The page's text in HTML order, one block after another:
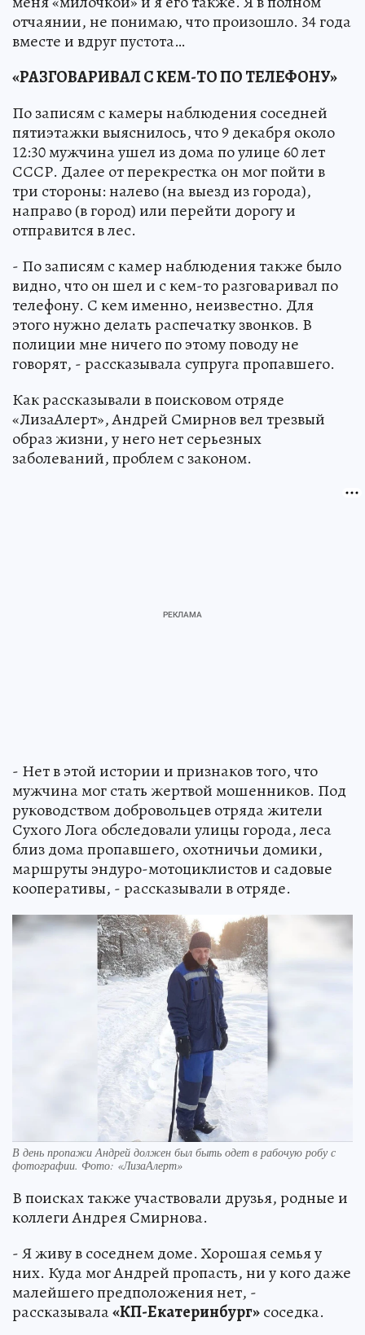
отчаянии, не понимаю, что произошло. 34 года
вместе и вдруг пустота…
«РАЗГОВАРИВАЛ С КЕМ-ТО ПО ТЕЛЕФОНУ»
По записям с камеры наблюдения соседней
пятиэтажки выяснилось, что 9 декабря около
12:30 мужчина ушел из дома по улице 60 лет
СССР. Далее от перекрестка он мог пойти в
три стороны: налево (на выезд из города),
направо (в город) или перейти дорогу и
отправится в лес.
- По записям с камер наблюдения также было
видно, что он шел и с кем-то разговаривал по
телефону. С кем именно, неизвестно. Для
этого нужно делать распечатку звонков. В
полиции мне ничего по этому поводу не
говорят, - рассказывала супруга пропавшего.
Как рассказывали в поисковом отряде
«ЛизаАлерт», Андрей Смирнов вел трезвый
образ жизни, у него нет серьезных
заболеваний, проблем с законом.
- Нет в этой истории и признаков того, что
мужчина мог стать жертвой мошенников. Под
руководством добровольцев отряда жители
Сухого Лога обследовали улицы города, леса
близ дома пропавшего, охотничьи домики,
маршруты эндуро-мотоциклистов и садовые
кооперативы, - рассказывали в отряде.
В день пропажи Андрей должен был быть одет в рабочую робу с
фотографии. Фото: «ЛизаАлерт»
В поисках также участвовали друзья, родные и
коллеги Андрея Смирнова.
- Я живу в соседнем доме. Хорошая семья у
них. Куда мог Андрей пропасть, ни у кого даже
малейшего предположения нет, -
рассказывала«КП-Екатеринбург»соседка.